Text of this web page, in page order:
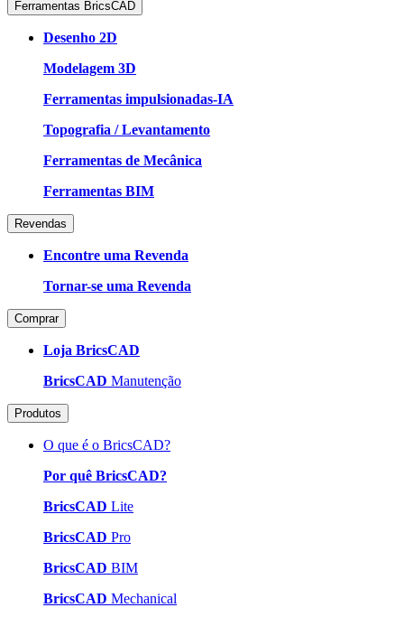
Ferramentas BricsCAD
Desenho 2D
Modelagem 3D
Ferramentas impulsionadas-IA
Topografia / Levantamento
Ferramentas de Mecânica
Ferramentas BIM
Revendas
Encontre uma Revenda
Tornar-se uma Revenda
Comprar
Loja BricsCAD
BricsCAD Manutenção
Produtos
O que é o BricsCAD?
Por quê BricsCAD?
BricsCAD Lite
BricsCAD Pro
BricsCAD BIM
BricsCAD Mechanical